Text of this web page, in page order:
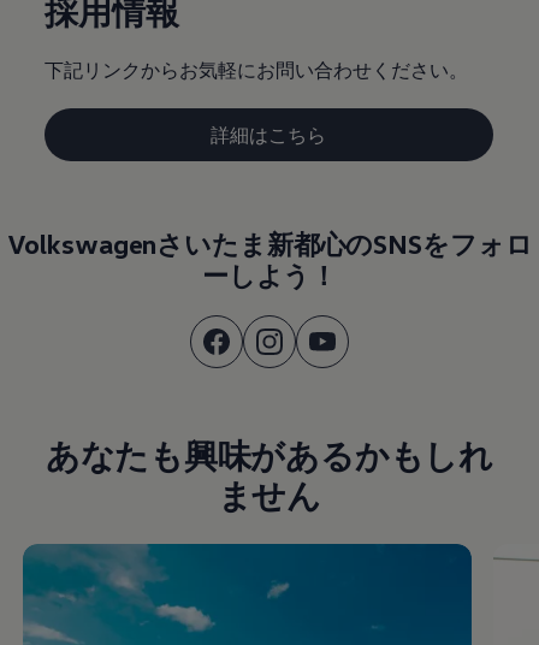
採用情報
下記リンクからお気軽にお問い合わせください。
詳細はこちら
Volkswagenさいたま新都心のSNSをフォロ
ーしよう！
あなたも興味があるかもしれ
ません